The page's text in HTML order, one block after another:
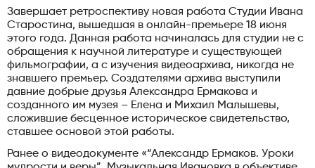
Завершает ретроспективу новая работа Студии Ивана
Старостина, вышедшая в онлайн-премьере 18 июня
этого года. Данная работа начиналась для студии не с
обращения к научной литературе и существующей
фильмографии, а с изучения видеоархива, никогда не
знавшего премьер. Создателями архива выступили
давние добрые друзья Александра Ермакова и
созданного им музея – Елена и Михаил Малышевы,
сложившие бесценное историческое свидетельство,
ставшее основой этой работы.
Ранее о видеодокументе «“Александр Ермаков. Уроки